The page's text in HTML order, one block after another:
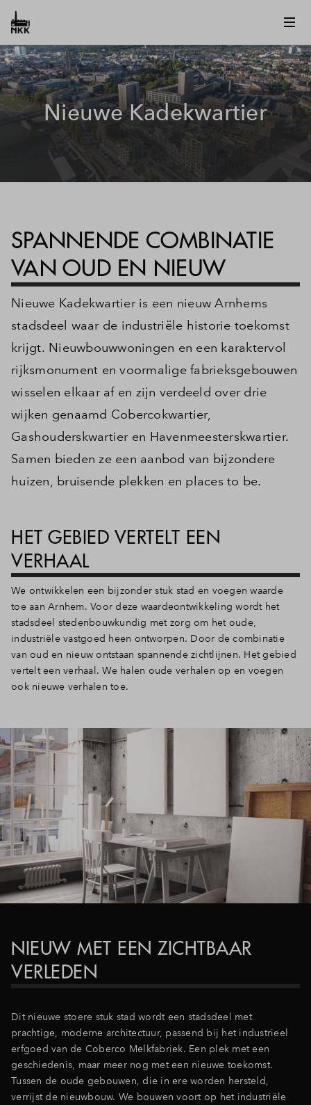
Inloggen
Nieuwe Kadekwartier
SPANNENDE COMBINATIE
VAN OUD EN NIEUW
Nieuwe Kadekwartier is een nieuw Arnhems
stadsdeel waar de industriële historie toekomst
krijgt. Nieuwbouwwoningen en een karaktervol
rijksmonument en voormalige fabrieksgebouwen
wisselen elkaar af en zijn verdeeld over drie
wijken genaamd Cobercokwartier,
Gashouderskwartier en Havenmeesterskwartier.
Samen bieden ze een aanbod van bijzondere
huizen, bruisende plekken en places to be.
HET GEBIED VERTELT EEN
VERHAAL
We ontwikkelen een bijzonder stuk stad en voegen waarde
toe aan Arnhem. Voor deze waardeontwikkeling wordt het
stadsdeel stedenbouwkundig met zorg om het oude,
industriële vastgoed heen ontworpen. Door de combinatie
van oud en nieuw ontstaan spannende zichtlijnen. Het gebied
vertelt een verhaal. We halen oude verhalen op en voegen
ook nieuwe verhalen toe.
NIEUW MET EEN ZICHTBAAR
VERLEDEN
Dit nieuwe stoere stuk stad wordt een stadsdeel met
prachtige, moderne architectuur, passend bij het industrieel
erfgoed van de Coberco Melkfabriek. Een plek met een
geschiedenis, maar meer nog met een nieuwe toekomst.
Tussen de oude gebouwen, die in ere worden hersteld,
verrijst de nieuwbouw. We bouwen voort op het industriële